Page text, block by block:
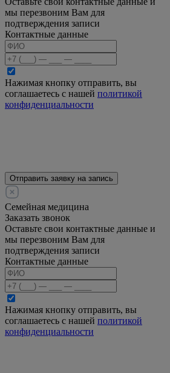
мы перезвоним Вам для
подтверждения записи
Контактные данные
Нажимая кнопку отправить, вы
соглашаетесь с нашей политикой
конфиденциальности
Отправить заявку на запись
Семейная медицина
Заказать звонок
Оставьте свои контактные данные и
мы перезвоним Вам для
подтверждения записи
Контактные данные
Нажимая кнопку отправить, вы
соглашаетесь с нашей политикой
конфиденциальности